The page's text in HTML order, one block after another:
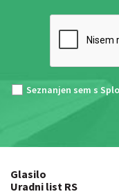
Seznanjen sem s
Glasilo
Uradni list RS